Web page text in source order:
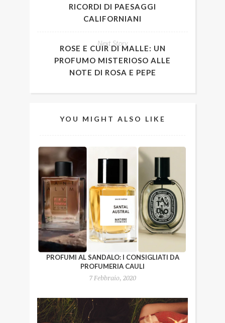
RICORDI DI PAESAGGI
CALIFORNIANI
Next Story
ROSE E CUIR DI MALLE: UN
PROFUMO MISTERIOSO ALLE
NOTE DI ROSA E PEPE
YOU MIGHT ALSO LIKE
PROFUMI AL SANDALO: I CONSIGLIATI DA
PROFUMERIA CAULI
7 Febbraio, 2020